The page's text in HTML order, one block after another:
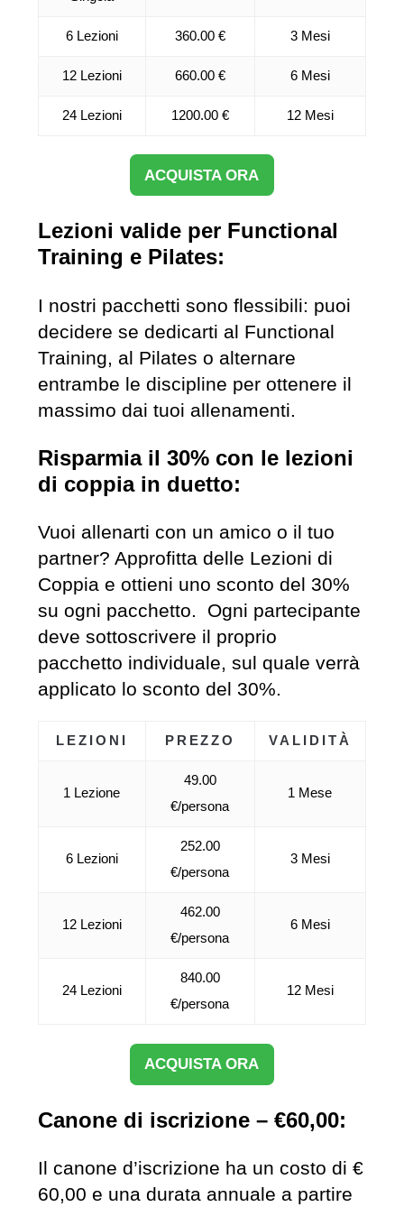
6 Lezioni 360.00 € 3 Mesi
12 Lezioni 660.00 € 6 Mesi
24 Lezioni 1200.00 € 12 Mesi
ACQUISTA ORA
Lezioni valide per Functional
Training e Pilates:
I nostri pacchetti sono flessibili: puoi
decidere se dedicarti al Functional
Training, al Pilates o alternare
entrambe le discipline per ottenere il
massimo dai tuoi allenamenti.
Risparmia il 30% con le lezioni
di coppia in duetto:
Vuoi allenarti con un amico o il tuo
partner? Approfitta delle Lezioni di
Coppia e ottieni uno sconto del 30%
su ogni pacchetto. Ogni partecipante
deve sottoscrivere il proprio
pacchetto individuale, sul quale verrà
applicato lo sconto del 30%.
LEZIONI PREZZO VALIDITÀ
1 Lezione
49.00
€/persona
1 Mese
6 Lezioni
252.00
€/persona
3 Mesi
12 Lezioni
462.00
€/persona
6 Mesi
24 Lezioni
840.00
€/persona
12 Mesi
ACQUISTA ORA
Canone di iscrizione – €60,00:
Il canone d’iscrizione ha un costo di €
60,00 e una durata annuale a partire